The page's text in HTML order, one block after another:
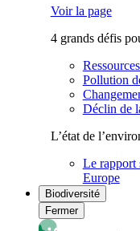
Voir la page
4 grands défis
Pollution
Déclin de
L’état de
Le rapport
Europe
Biodiversité
Fermer